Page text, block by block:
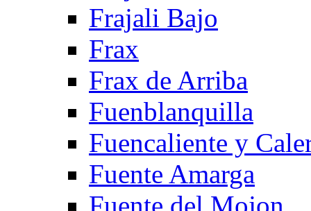
Frajali Bajo
Frax
Frax de Arriba
Fuenblanquilla
Fuencaliente y
Fuente Amarga
Fuente del Mojon